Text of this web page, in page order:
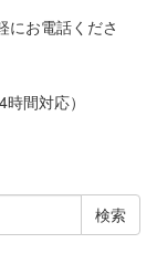
にお電話くださ
間対応）